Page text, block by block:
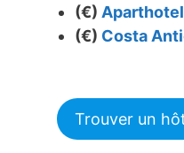
(€)
(€) Costa
Trouver un